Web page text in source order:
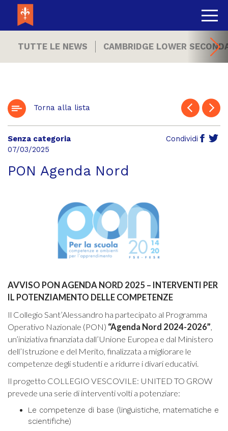
TUTTE LE NEWS CAMBRIDGE LOWER
Torna alla lista
Senza categoria
07/03/2025
Condividi
PON Agenda Nord
AVVISO PON AGENDA NORD 2025 – INTERVENTI PER
IL POTENZIAMENTO DELLE COMPETENZE
Il Collegio Sant’Alessandro ha partecipato al Programma
Operativo Nazionale (PON) “Agenda Nord 2024-2026”,
un’iniziativa finanziata dall’Unione Europea e dal Ministero
dell’Istruzione e del Merito, finalizzata a migliorare le
competenze degli studenti e a ridurre i divari educativi.
Il progetto COLLEGIO VESCOVILE: UNITED TO GROW
prevede una serie di interventi volti a potenziare:
Le competenze di base (linguistiche, matematiche e
scientifiche)